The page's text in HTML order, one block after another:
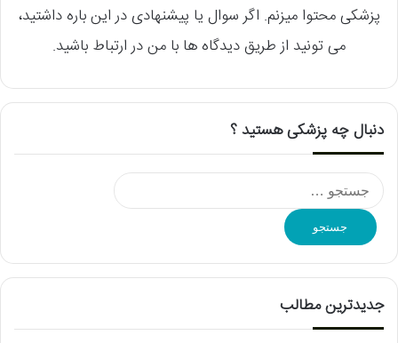
پزشکی محتوا میزنم. اگر سوال یا پیشنهادی در این باره داشتید،
می تونید از طریق دیدگاه ها با من در ارتباط باشید.
دنبال چه پزشکی هستید ؟
جستجو
برای:
جدیدترین مطالب